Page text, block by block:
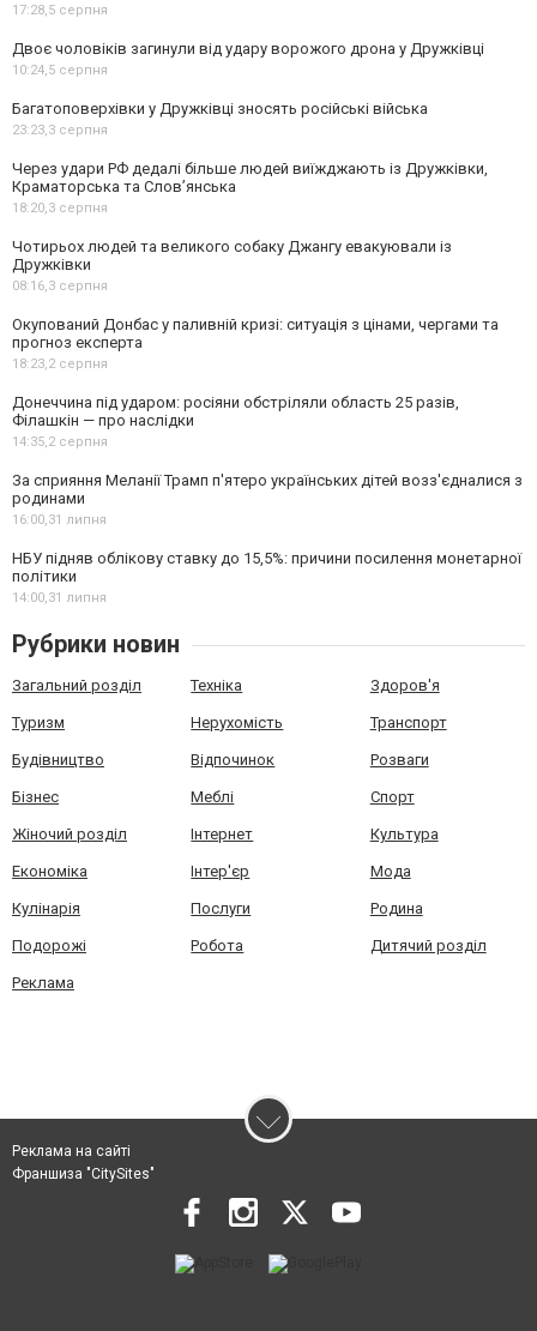
17:28, 5 серпня
Двоє чоловіків загинули від удару ворожого дрона у Дружківці
10:24, 5 серпня
Багатоповерхівки у Дружківці зносять російські війська
23:23, 3 серпня
Через удари РФ дедалі більше людей виїжджають із Дружківки,
Краматорська та Слов’янська
18:20, 3 серпня
Чотирьох людей та великого собаку Джангу евакуювали із
Дружківки
08:16, 3 серпня
Окупований Донбас у паливній кризі: ситуація з цінами, чергами та
прогноз експерта
18:23, 2 серпня
Донеччина під ударом: росіяни обстріляли область 25 разів,
Філашкін — про наслідки
14:35, 2 серпня
За сприяння Меланії Трамп п'ятеро українських дітей возз'єдналися з
родинами
16:00, 31 липня
НБУ підняв облікову ставку до 15,5%: причини посилення монетарної
політики
14:00, 31 липня
Рубрики новин
Загальний розділ Техніка Здоров'я
Туризм Нерухомість Транспорт
Будівництво Відпочинок Розваги
Бізнес Меблі Спорт
Жіночий розділ Інтернет Культура
Економіка Інтер'єр Мода
Кулінарія Послуги Родина
Подорожі Робота Дитячий розділ
Реклама
Реклама на сайті
Франшиза "CitySites"